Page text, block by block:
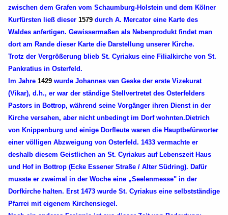
zwischen dem Grafen vom Schaumburg-Holstein und dem Kölner
Kurfürsten ließ dieser 1579 durch A. Mercator eine Karte des
Waldes anfertigen. Gewissermaßen als Nebenprodukt findet man
dort am Rande dieser Karte die Darstellung unserer Kirche.
Trotz der Vergrößerung blieb St. Cyriakus eine Filialkirche von St.
Pankratius in Osterfeld.
Im Jahre 1429 wurde Johannes van Geske der erste Vizekurat
(Vikar), d.h., er war der ständige Stellvertretet des Osterfelders
Pastors in Bottrop, während seine Vorgänger ihren Dienst in der
Kirche versahen, aber nicht unbedingt im Dorf wohnten.Dietrich
von Knippenburg und einige Dorfleute waren die Hauptbefürworter
einer völligen Abzweigung von Osterfeld. 1433 vermachte er
deshalb diesem Geistlichen an St. Cyriakus auf Lebenszeit Haus
und Hof in Bottrop (Ecke Essener Straße / Alter Südring). Dafür
musste er zweimal in der Woche eine „Seelenmesse" in der
Dorfkirche halten. Erst 1473 wurde St. Cyriakus eine selbstständige
Pfarrei mit eigenem Kirchensiegel.